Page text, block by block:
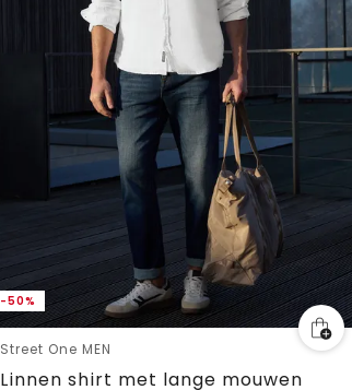
-50%
Street One MEN
Linnen shirt met lange mouwen